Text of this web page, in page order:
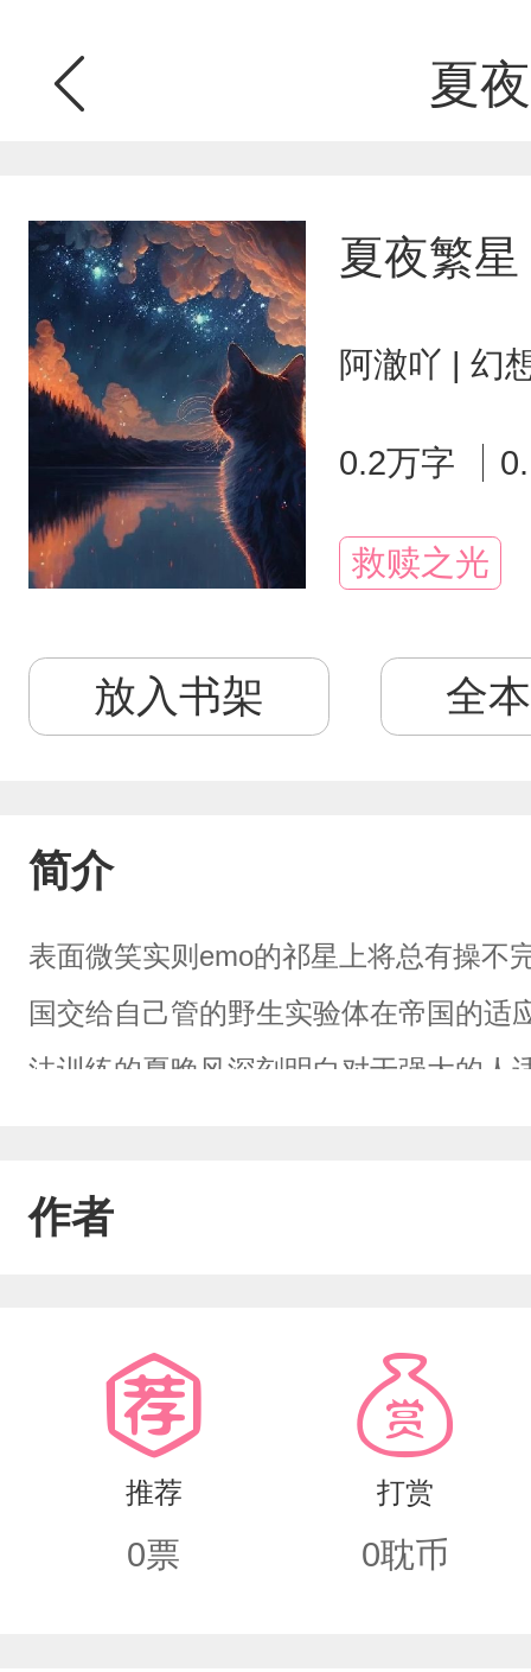
夏
夏夜繁星
阿澈吖 | 幻
0.2万字
救赎之光
放入书架 全
简介
表面微笑实则emo的祁星上将总有操不
国交给自己管的野生实验体在帝国的
法训练的夏晚风深刻明白对于强大的人
的aboao有兽态b出生就是人
作者
推荐
0票
打赏
0耽币